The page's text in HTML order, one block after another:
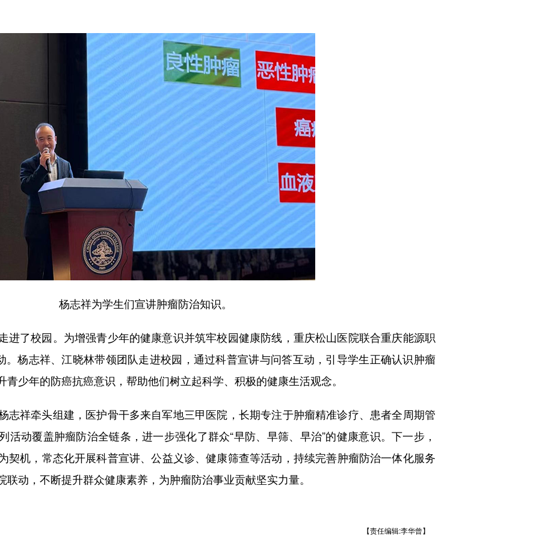
杨志祥为学生们宣讲肿瘤防治知识。
校园。为增强青少年的健康意识并筑牢校园健康防线，重庆松山医院联合重庆能源职
。杨志祥、江晓林带领团队走进校园，通过科普宣讲与问答互动，引导学生正确认识肿瘤
少年的防癌抗癌意识，帮助他们树立起科学、积极的健康生活观念。
牵头组建，医护骨干多来自军地三甲医院，长期专注于肿瘤精准诊疗、患者全周期管
活动覆盖肿瘤防治全链条，进一步强化了群众“早防、早筛、早治”的健康意识。下一步，
契机，常态化开展科普宣讲、公益义诊、健康筛查等活动，持续完善肿瘤防治一体化服务
动，不断提升群众健康素养，为肿瘤防治事业贡献坚实力量。
【责任编辑:李华曾】